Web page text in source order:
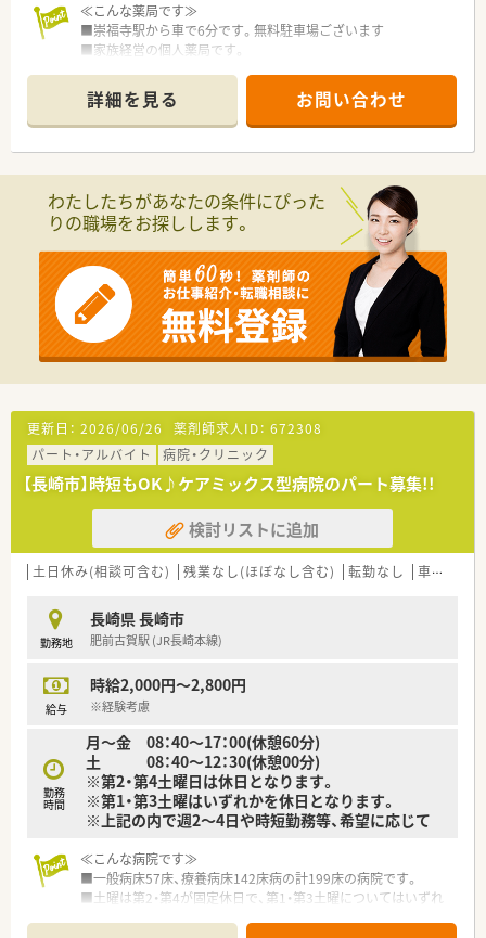
≪こんな薬局です≫
■崇福寺駅から車で6分です。無料駐車場ございます
■家族経営の個人薬局です。
■曜日は希望に応じてお受入れご相談可能です
■慣れこられたら、希望がある場合は正社員登用の相談も可能で
す。
■パートの方も賞与がございます。
■タカゾノの分包機を導入しております
■薬歴は紙（手書き）となります
＜業務内容＞
■内科がメインの店舗です。
■処方箋枚数は30～40枚程度で、半日勤務ですと10～20枚程度
です
■薬剤師は常時1～2名体制、事務員2～3名体制です。
■ｅラーニングによる研修を導入しています。
■薬局未経験の方も安心して勤務できる環境です。
詳細を見る お問い合わせ
わたしたちがあなたの条件にぴった
りの職場をお探しします。
更新日： 2026/06/26 薬剤師求人ID： 672308
パート・アルバイト
病院・クリニック
【長崎市】時短もOK♪ケアミックス型病院のパート募集!!
検討リストに追加
土日休み(相談可含む) 残業なし(ほぼなし含む) 転勤なし 車通勤可
勤務地
長崎県 長崎市
肥前古賀駅 (JR長崎本線)
給与
時給2,000円～2,800円
※経験考慮
勤務
時間
月～金 08：40～17：00(休憩60分)
土 08：40～12：30(休憩00分)
※第2・第4土曜日は休日となります。
※第1・第3土曜はいずれかを休日となります。
※上記の内で週2～4日や時短勤務等、希望に応じて
≪こんな病院です≫
■一般病床57床、療養病床142床病の計199床の病院です。
■土曜は第2・第4が固定休日で、第1・第3土曜についてはいずれ